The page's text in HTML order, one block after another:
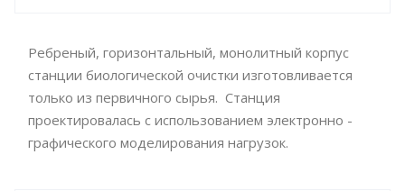
Ребреный, горизонтальный, монолитный корпус
станции биологической очистки изготовливается
только из первичного сырья. Станция
проектировалась с использованием электронно -
графического моделирования нагрузок.